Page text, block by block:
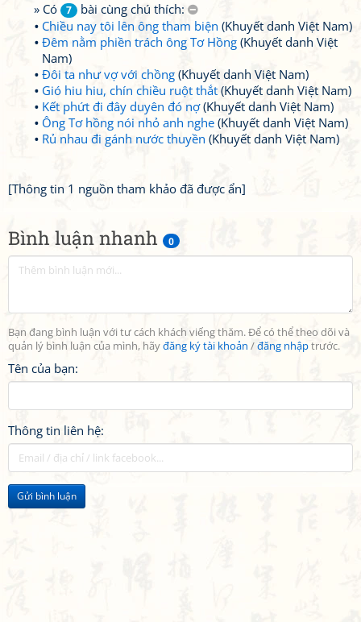
Bình luận nhanh 0
Bạn đang bình luận với tư cách khách viếng thăm. Để có thể theo dõi và
quản lý bình luận của mình, hãyđăng ký tài khoản /đăng nhậptrước.
Tên của bạn:
Thông tin liên hệ:
Gửi bình luận
» Có
7
bài cùng chú thích:
Chiều nay tôi lên ông tham biện (Khuyết danh Việt Nam)
Đêm nằm phiền trách ông Tơ Hồng (Khuyết danh Việt
Nam)
Đôi ta như vợ với chồng (Khuyết danh Việt Nam)
Gió hiu hiu, chín chiều ruột thắt (Khuyết danh Việt Nam)
Kết phứt đi đây duyên đó nợ(Khuyết danh Việt Nam)
Ông Tơ hồng nói nhỏ anh nghe (Khuyết danh Việt Nam)
Rủ nhau đi gánh nước thuyền (Khuyết danh Việt Nam)
[Thông tin 1 nguồn tham khảo đã được ẩn]